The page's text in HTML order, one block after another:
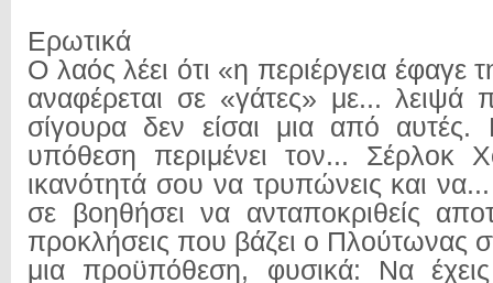
Ερωτικά
Ο λαός λέει ότι «η περιέργεια έφαγε
αναφέρεται σε «γάτες» με... λειψά
σίγουρα δεν είσαι μια από
υπόθεση περιμένει τον... Σέρλοκ
ικανότητά σου να τρυπώνεις και
σε βοηθήσει να ανταποκριθείς
προκλήσεις που βάζει ο Πλούτωνας
μια προϋπόθεση, φυσικά: Να